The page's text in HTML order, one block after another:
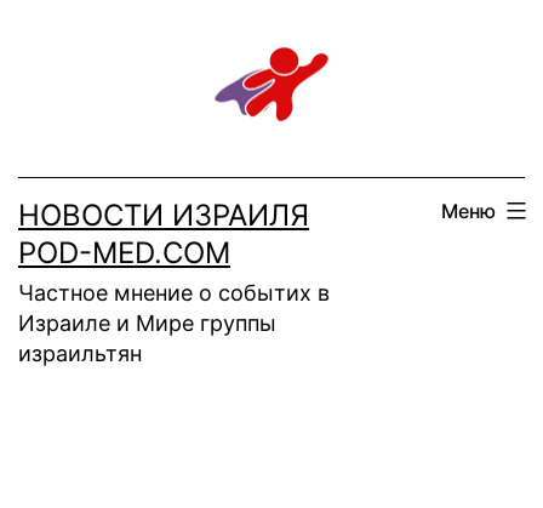
НОВОСТИ ИЗРАИЛЯ
POD-MED.COM
Частное мнение о событих в
Израиле и Мире группы
израильтян
Меню